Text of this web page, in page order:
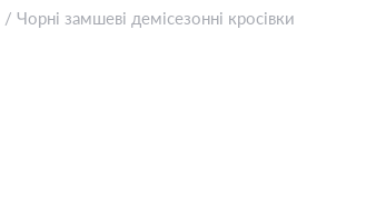
/ Чорні замшеві демісезонні кросівки